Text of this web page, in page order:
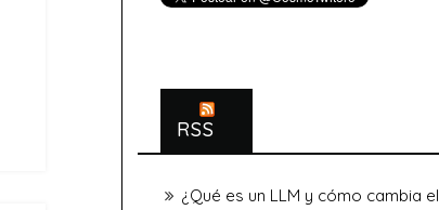
RSS
¿Qué es un LLM y cómo cambia el